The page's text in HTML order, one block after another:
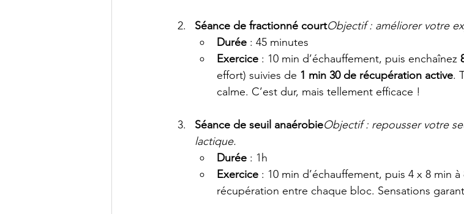
Séance de fractionné courtObjectif : améliorer votre
Durée : 45 minutes
Exercice : 10 min d’échauffement, puis enchaînez
effort) suivies de 1 min 30 de récupération active.
calme. C’est dur, mais tellement efficace !
Séance de seuil anaérobieObjectif : repousser votre
lactique.
Durée : 1h
Exercice : 10 min d’échauffement, puis 4 x 8 min à
récupération entre chaque bloc. Sensations